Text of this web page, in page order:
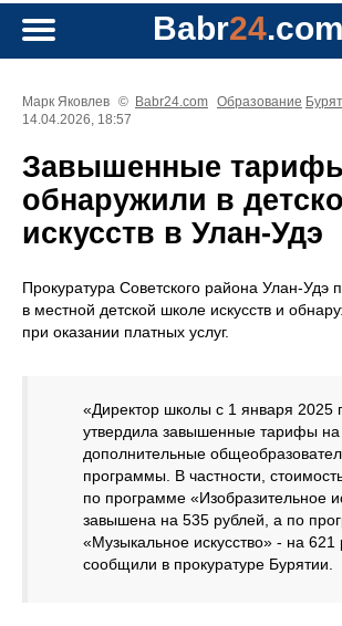
Babr24.com
Марк Яковлев © Babr24.com Образование
14.04.2026, 18:57
Завышенные
обнаружили в
искусств в Улан-Удэ
Прокуратура Советского района Улан-Удэ
в местной детской школе искусств и
при оказании платных услуг.
«Директор школы с 1 января 2025
утвердила завышенные тарифы на
дополнительные
программы. В частности,
по программе «Изобразительное
завышена на 535 рублей, а по
«Музыкальное искусство» - на 621
сообщили в прокуратуре Бурятии.